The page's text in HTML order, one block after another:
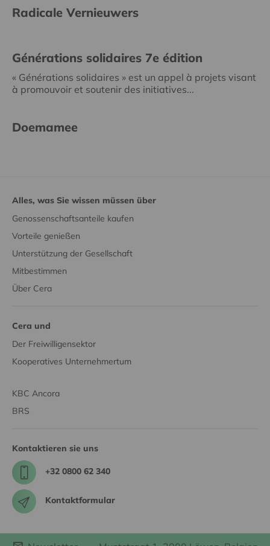
Radicale Vernieuwers
Générations solidaires 7e édition
« Générations solidaires » est un appel à projets visant
à promouvoir et soutenir des initiatives...
Doemamee
Alles, was Sie wissen müssen über
Genossenschaftsanteile kaufen
Vorteile genießen
Unterstützung der Gesellschaft
Mitbestimmen
Über Cera
Cera und
Der Freiwilligensektor
Kooperatives Unternehmertum
KBC Ancora
BRS
Kontaktieren sie uns
+32 0800 62 340
Kontaktformular